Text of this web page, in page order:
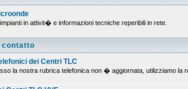
in attivit� e informazioni tecniche reperibili in rete.
contatto
dei Centri TLC
la nostra rubrica telefonica non � aggiornata, utilizziamo la